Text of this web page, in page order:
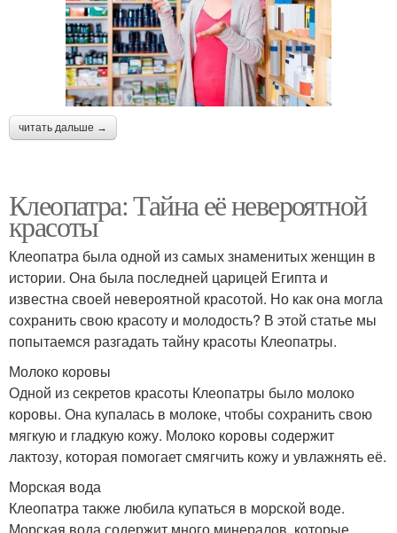
читать дальше →
Клеопатра: Тайна её невероятной
красоты
Клеопатра была одной из самых знаменитых женщин в
истории. Она была последней царицей Египта и
известна своей невероятной красотой. Но как она могла
сохранить свою красоту и молодость? В этой статье мы
попытаемся разгадать тайну красоты Клеопатры.
Молоко коровы
Одной из секретов красоты Клеопатры было молоко
коровы. Она купалась в молоке, чтобы сохранить свою
мягкую и гладкую кожу. Молоко коровы содержит
лактозу, которая помогает смягчить кожу и увлажнять её.
Морская вода
Клеопатра также любила купаться в морской воде.
Морская вода содержит много минералов, которые